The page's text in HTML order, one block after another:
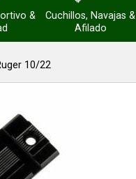
&
Cuchillos, Navajas &
Afilado
10/22